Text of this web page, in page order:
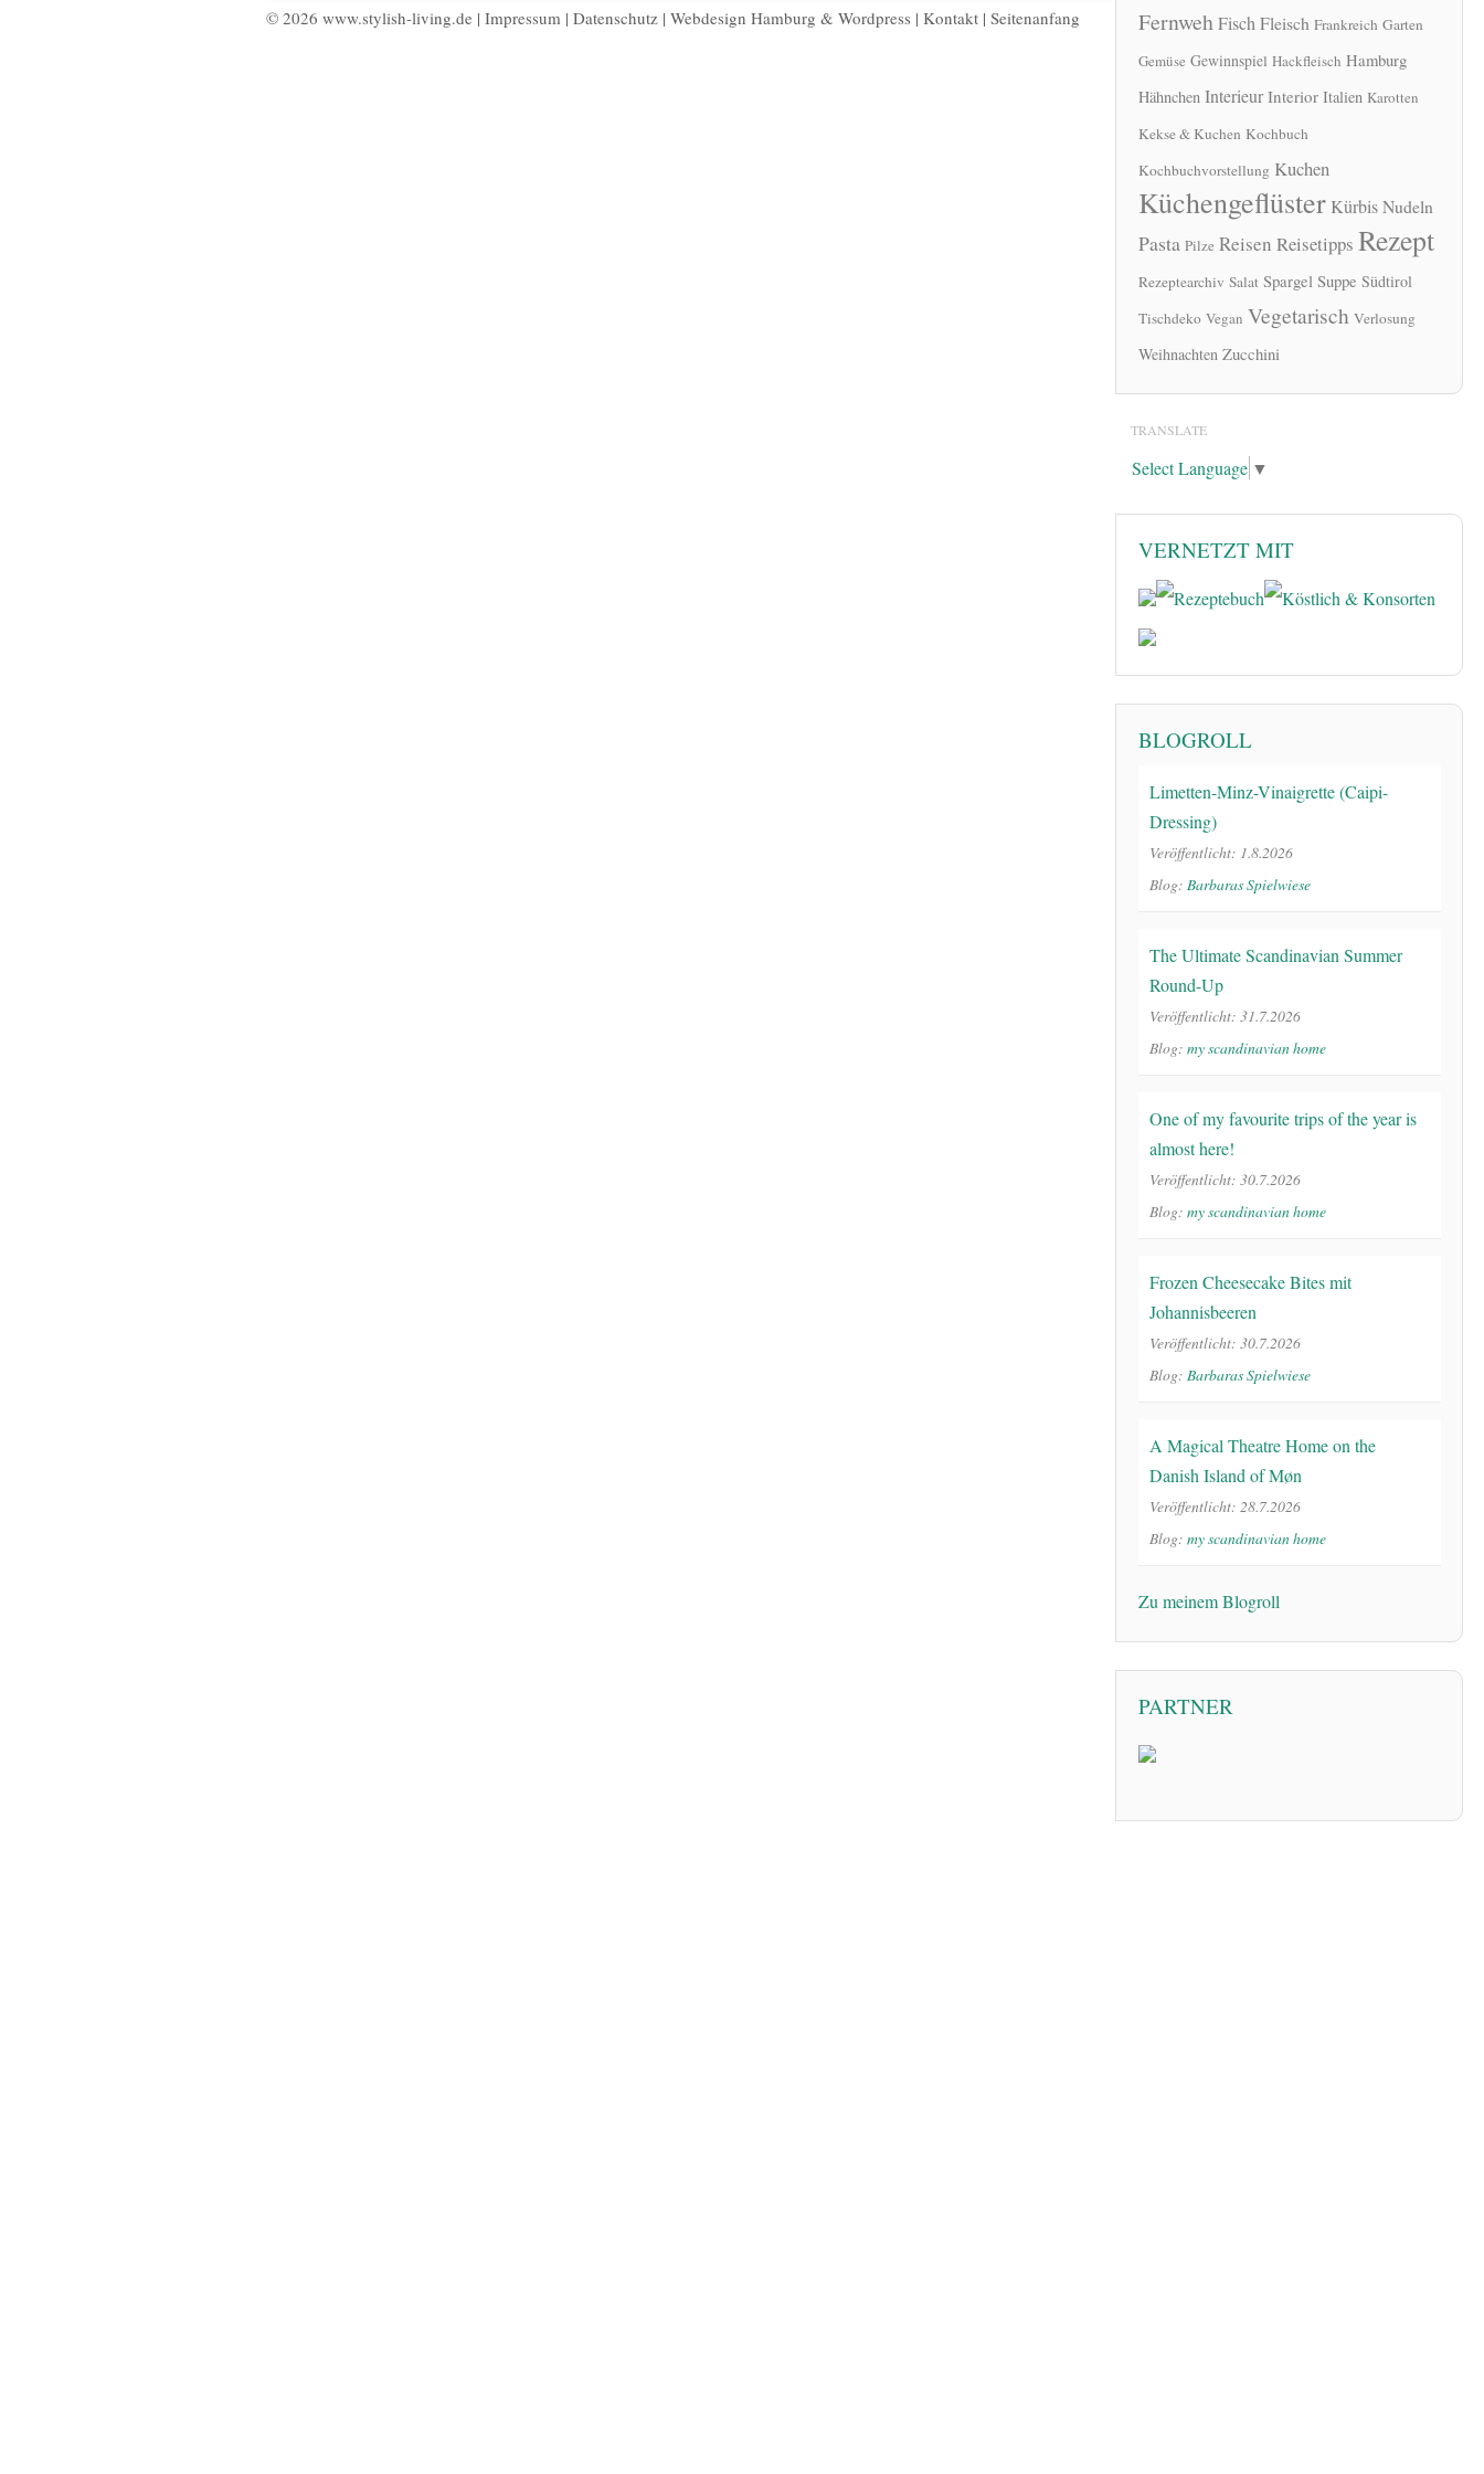
© 2026 www.stylish-living.de | Impressum | Datenschutz | Webdesign Hamburg & Wordpress | Kontakt | Seitenanfang FernwehFischFleisch Frankreich Garten
Gemüse Gewinnspiel Hackfleisch Hamburg
Hähnchen Interieur Interior Italien Karotten
Kekse & Kuchen Kochbuch
Kochbuchvorstellung Kuchen
Küchengeflüster KürbisNudeln
Pasta Pilze Reisen Reisetipps Rezept
Rezeptearchiv Salat Spargel Suppe Südtirol
Tischdeko Vegan Vegetarisch Verlosung
Weihnachten Zucchini
TRANSLATE
Select Language ▼
VERNETZT MIT
BLOGROLL
Limetten-Minz-Vinaigrette (Caipi-
Dressing)
Veröffentlicht: 1.8.2026
Blog: Barbaras Spielwiese
The Ultimate Scandinavian Summer
Round-Up
Veröffentlicht: 31.7.2026
Blog: my scandinavian home
One of my favourite trips of the year is
almost here!
Veröffentlicht: 30.7.2026
Blog: my scandinavian home
Frozen Cheesecake Bites mit
Johannisbeeren
Veröffentlicht: 30.7.2026
Blog: Barbaras Spielwiese
A Magical Theatre Home on the
Danish Island of Møn
Veröffentlicht: 28.7.2026
Blog: my scandinavian home
Zu meinem Blogroll
PARTNER